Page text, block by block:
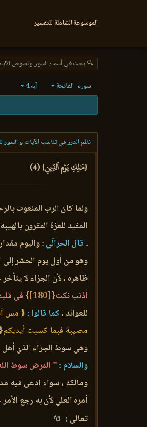
الموسوعة الشاملة للتفسير
🔍 بحث في أسماء السور ونصوص
سورة الفاتحة آية4
نظم الدرر في تناسب الآيات و السور
{مَٰلِكِ يَوۡمِ ٱلدِّينِ} (4)
ولما كان الرب المنعوت
المفيد للعزة المقرون بالهيبة
. قال الحرالّي :واليوم
وهو من أول يوم الحشر إلى
ظاهره ، لأن الجزاء لا
أذنب نكت{
[180]
} في
للعوائد ، كما قالوا :{ مس
مصيبة فبما كسبت أيديكم{
وهي سوط الجزاء الذي أهل
والسلام :" المرض سوط
ومالكه ، سواء ادعى فيه
أمره العلي لأن به رجع
تعالى :